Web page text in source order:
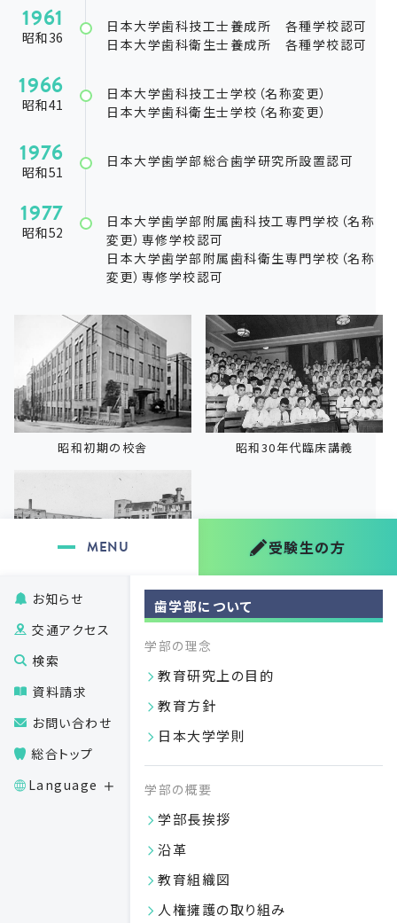
お知らせ
交通アクセス
検索
資料請求
お問い合わせ
総合トップ
Language
歯学部について
学部の理念
教育研究上の目的
教育方針
日本大学学則
学部の概要
学部長挨拶
沿革
教育組織図
人権擁護の取り組み
受験生の方
1961
昭和36
日本大学歯科技工士養成所 各種学校認可
日本大学歯科衛生士養成所 各種学校認可
1966
昭和41
日本大学歯科技工士学校（名称変更）
日本大学歯科衛生士学校（名称変更）
1976
昭和51
日本大学歯学部総合歯学研究所設置認可
1977
昭和52
日本大学歯学部附属歯科技工専門学校（名称
変更） 専修学校認可
日本大学歯学部附属歯科衛生専門学校（名称
変更） 専修学校認可
昭和初期の校舎 昭和30年代臨床講義
旧校舎・歯科病院
平成
2005
平成17
日本大学大学院歯学研究科2専攻を1専攻（歯
2006